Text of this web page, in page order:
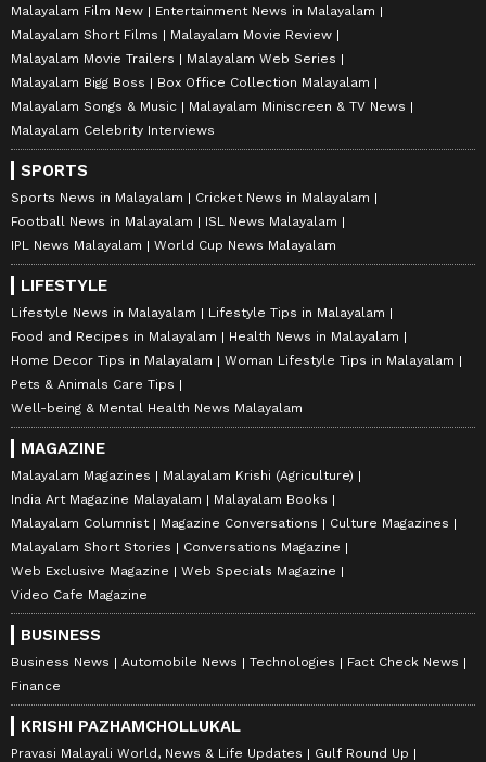
Malayalam Film New
Entertainment News in Malayalam
Malayalam Short Films
Malayalam Movie Review
Malayalam Movie Trailers
Malayalam Web Series
Malayalam Bigg Boss
Box Office Collection Malayalam
Malayalam Songs & Music
Malayalam Miniscreen & TV News
Malayalam Celebrity Interviews
SPORTS
Sports News in Malayalam
Cricket News in Malayalam
Football News in Malayalam
ISL News Malayalam
IPL News Malayalam
World Cup News Malayalam
LIFESTYLE
Lifestyle News in Malayalam
Lifestyle Tips in Malayalam
Food and Recipes in Malayalam
Health News in Malayalam
Home Decor Tips in Malayalam
Woman Lifestyle Tips in Malayalam
Pets & Animals Care Tips
Well-being & Mental Health News Malayalam
MAGAZINE
Malayalam Magazines
Malayalam Krishi (Agriculture)
India Art Magazine Malayalam
Malayalam Books
Malayalam Columnist
Magazine Conversations
Culture Magazines
Malayalam Short Stories
Conversations Magazine
Web Exclusive Magazine
Web Specials Magazine
Video Cafe Magazine
BUSINESS
Business News Automobile News Technologies
Fact Check News
Finance
KRISHI PAZHAMCHOLLUKAL
Pravasi Malayali World, News & Life Updates Gulf Round Up